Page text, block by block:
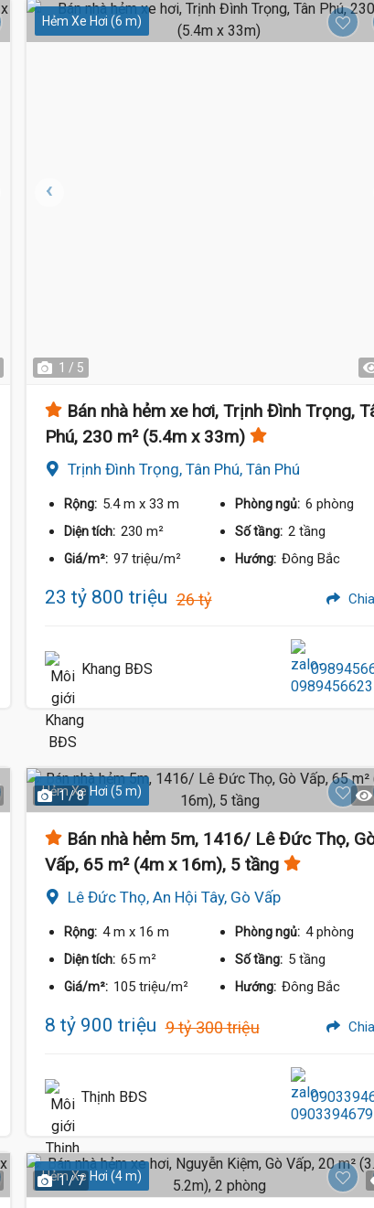
Hẻm Xe Hơi (6 m)
1 / 5
Bán nhà hẻm xe hơi, Trịnh Đình Trọng,
Phú, 230 m² (5.4m x 33m)
Trịnh Đình Trọng, Tân Phú, Tân Phú
Rộng: 5.4 m x 33 m Phòng ngủ: 6 phòng
Diện tích: 230 m² Số tầng: 2 tầng
Giá/m²: 97 triệu/m² Hướng: Đông Bắc
23 tỷ 800 triệu 26 tỷ
Khang BĐS
Hẻm Xe Hơi (5 m)
1 / 8
Bán nhà hẻm 5m, 1416/ Lê Đức Thọ,
Vấp, 65 m² (4m x 16m), 5 tầng
Lê Đức Thọ, An Hội Tây, Gò Vấp
Rộng: 4 m x 16 m Phòng ngủ: 4 phòng
Diện tích: 65 m² Số tầng: 5 tầng
Giá/m²: 105 triệu/m² Hướng: Đông Bắc
8 tỷ 900 triệu 9 tỷ 300 triệu
Thịnh BĐS
Hẻm Xe Hơi (4 m)
1 / 7